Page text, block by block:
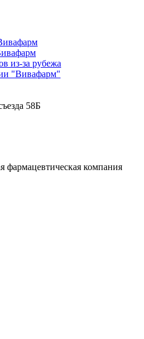
из-за рубежа
"Вивафарм"
58Б
компания